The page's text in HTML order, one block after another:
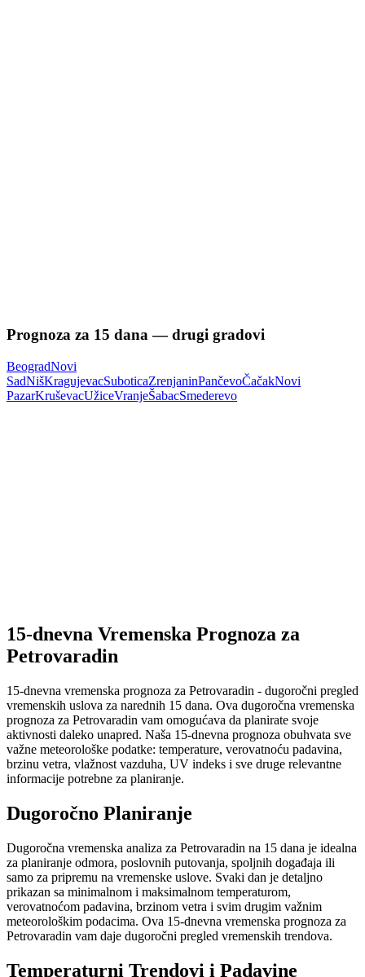
Prognoza za 15 dana — drugi gradovi
BeogradNovi
SadNišKragujevacSuboticaZrenjaninPančevoČačakNovi
PazarKruševacUžiceVranjeŠabacSmederevo
15-dnevna Vremenska Prognoza za
Petrovaradin
15-dnevna vremenska prognoza za Petrovaradin - dugoročni pregled
vremenskih uslova za narednih 15 dana. Ova dugoročna vremenska
prognoza za Petrovaradin vam omogućava da planirate svoje
aktivnosti daleko unapred. Naša 15-dnevna prognoza obuhvata sve
važne meteorološke podatke: temperature, verovatnoću padavina,
brzinu vetra, vlažnost vazduha, UV indeks i sve druge relevantne
informacije potrebne za planiranje.
Dugoročno Planiranje
Dugoročna vremenska analiza za Petrovaradin na 15 dana je idealna
za planiranje odmora, poslovnih putovanja, spoljnih događaja ili
samo za pripremu na vremenske uslove. Svaki dan je detaljno
prikazan sa minimalnom i maksimalnom temperaturom,
verovatnoćom padavina, brzinom vetra i svim drugim važnim
meteorološkim podacima. Ova 15-dnevna vremenska prognoza za
Petrovaradin vam daje dugoročni pregled vremenskih trendova.
Temperaturni Trendovi i Padavine